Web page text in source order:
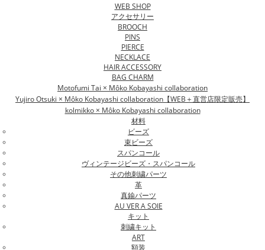
WEB SHOP
アクセサリー
BROOCH
PINS
PIERCE
NECKLACE
HAIR ACCESSORY
BAG CHARM
Motofumi Tai × Môko Kobayashi collaboration
Yujiro Otsuki × Môko Kobayashi collaboration【WEB＋直営店限定販売】
kolmikko × Môko Kobayashi collaboration
材料
ビーズ
束ビーズ
スパンコール
ヴィンテージビーズ・スパンコール
その他刺繍パーツ
革
真鍮パーツ
AU VER A SOIE
キット
刺繍キット
ART
額装